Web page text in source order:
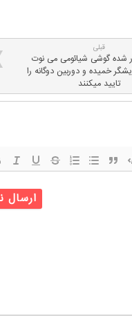
قبلی
شده گوشی شیائومی می نوت
خمیده و دوربین دوگانه را
تایید میکنند